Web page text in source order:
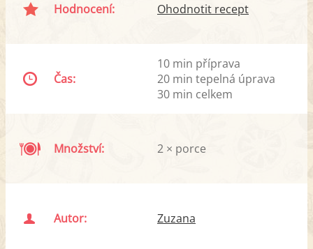
Hodnocení: Ohodnotit recept
Čas:
10 min příprava
20 min tepelná úprava
30 min celkem
Množství: 2 × porce
Autor: Zuzana